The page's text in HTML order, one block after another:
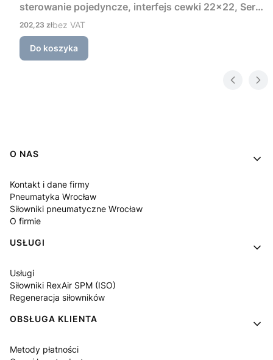
sterowanie pojedyncze, interfejs cewki 22×22, Seria
3 Camozzi
Cena
202,23 złbez VAT
Do koszyka
Linki w stopce
O NAS
Kontakt i dane firmy
Pneumatyka Wrocław
Siłowniki pneumatyczne Wrocław
O firmie
USŁUGI
Usługi
Siłowniki RexAir SPM (ISO)
Regeneracja siłowników
OBSŁUGA KLIENTA
Metody płatności